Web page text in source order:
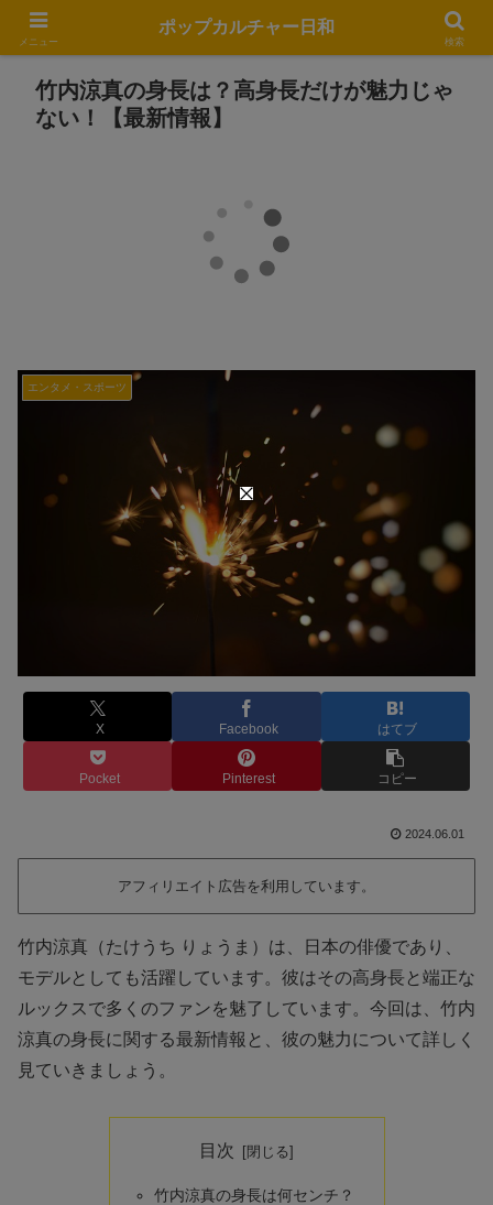
竹内涼真の身長は？高身長だけが魅力じゃ
ない！【最新情報】
エンタメ・スポーツ
X Facebook はてブ
Pocket Pinterest コピー
2024.06.01
アフィリエイト広告を利用しています。
竹内涼真（たけうち りょうま）は、日本の俳優であり、
モデルとしても活躍しています。彼はその高身長と端正な
ルックスで多くのファンを魅了しています。今回は、竹内
涼真の身長に関する最新情報と、彼の魅力について詳しく
見ていきましょう。
目次
竹内涼真の身長は何センチ？
メニュー
ポップカルチャー日和
検索